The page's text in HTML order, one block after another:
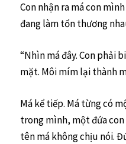
Con nhận ra má con
đang làm tổn thương
“Nhìn má đây. Con phải
mặt. Môi mím lại thành
Má kể tiếp. Má từng có
trong mình, một đứa
tên má không chịu nói.